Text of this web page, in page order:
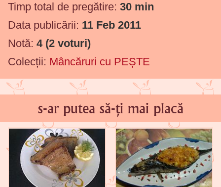
Timp total de pregătire: 30 min
Data publicării: 11 Feb 2011
Notă: 4(2 voturi)
Colecții: Mâncăruri cu PEȘTE
s-ar putea să-ți mai placă